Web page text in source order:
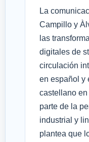
La
Campillo y
las
digitales de
circulación
en español y
castellano
parte de la
industrial y
plantea que